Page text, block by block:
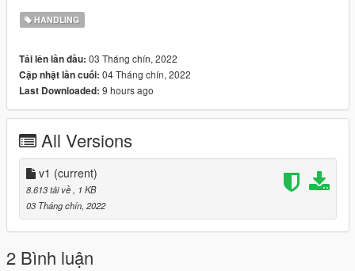
HANDLING
Tải lên lần đầu: 03 Tháng chín, 2022
Cập nhật lần cuối: 04 Tháng chín, 2022
Last Downloaded: 9 hours ago
All Versions
v1 (current)
8.613 tải về, 1 KB
03 Tháng chín, 2022
2 Bình luận